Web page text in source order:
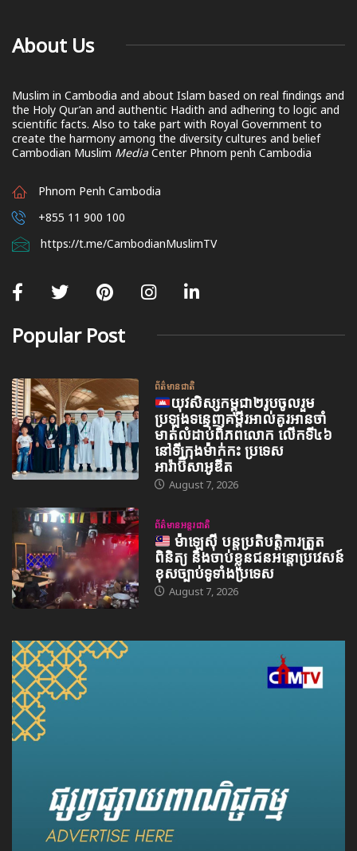
About Us
Muslim in Cambodia and about Islam based on real findings and
the Holy Qur’an and authentic Hadith and adhering to logic and
scientific facts. Also to take part with Royal Government to
create the harmony among the diversity cultures and belief
Cambodian Muslim Media Center Phnom penh Cambodia
Phnom Penh Cambodia
+855 11 900 100
https://t.me/CambodianMuslimTV
Popular Post
ព័ត៌មានជាតិ
យុវសិស្សកម្ពុជា២រូបចូលរួម
ប្រឡងទន្ទេញគម្ពីរអាល់គូរអានចាំ
មាត់លំដាប់ពិភពលោក លើកទី៤៦
នៅទីក្រុងម៉ាក់កះ ប្រទេស
អារ៉ាប៊ីសាអូឌីត
August 7, 2026
ព័ត៌មានអន្តរជាតិ
ម៉ាឡេស៊ី បន្តប្រតិបត្តិការត្រួត
ពិនិត្យ និងចាប់ខ្លួនជនអន្តោប្រវេសន៍
ខុសច្បាប់ទូទាំងប្រទេស
August 7, 2026